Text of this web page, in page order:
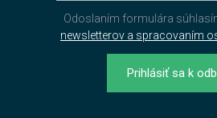
Odoslaním formulára
newsletterov a spracovaním
Prihlásiť sa k